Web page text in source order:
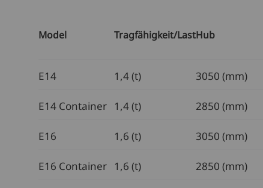
Model Tragfähigkeit/LastHub
E14 1,4 (t) 3050 (mm)
E14 Container 1,4 (t) 2850 (mm)
E16 1,6 (t) 3050 (mm)
E16 Container 1,6 (t) 2850 (mm)